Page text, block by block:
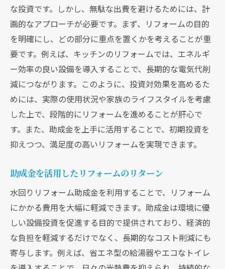
な投資です。しかし、無駄な出費を避けるためには、計
画的なアプローチが必要です。まず、リフォームの目的
を明確にし、どの部分に重点を置くかを考えることが重
要です。例えば、キッチンのリフォームでは、エネルギ
ー効率の良い設備を導入することで、長期的な電気代削
減につながります。このように、投資対効果を高めるた
めには、実際の使用状況や家族のライフスタイルを考慮
した上で、段階的にリフォームを進めることが肝心で
す。また、助成金を上手に活用することで、初期投資を
抑えつつ、満足度の高いリフォームを実現できます。
助成金を活用したリフォームのリターン
水回りリフォーム助成金を利用することで、リフォーム
にかかる費用を大幅に軽減できます。助成金は環境に優
しい設備投資を促進する目的で提供されており、経済的
な負担を軽減するだけでなく、長期的なコスト削減にも
寄与します。例えば、省エネ型の給湯器やエコなトイレ